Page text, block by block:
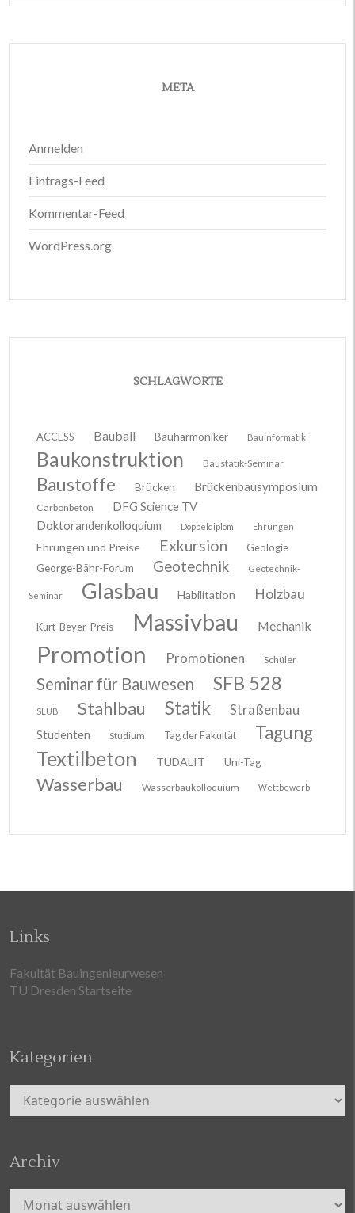
META
Anmelden
Eintrags-Feed
Kommentar-Feed
WordPress.org
SCHLAGWORTE
ACCESS Bauball Bauharmoniker Bauinformatik
Baukonstruktion Baustatik-Seminar
Baustoffe Brücken Brückenbausymposium
Carbonbeton
DFG Science TV
Doktorandenkolloquium
Doppeldiplom Ehrungen
Ehrungen und Preise Exkursion
Geologie
George-Bähr-Forum
Geotechnik Geotechnik-
Seminar Glasbau Habilitation Holzbau
Kurt-Beyer-Preis Massivbau Mechanik
Promotion Promotionen Schüler
Seminar für Bauwesen SFB 528
SLUB Stahlbau Statik Straßenbau
Studenten Studium Tag der Fakultät Tagung
Textilbeton TUDALIT Uni-Tag
Wasserbau Wasserbaukolloquium Wettbewerb
Links
Fakultät Bauingenieurwesen
TU Dresden Startseite
Kategorien
Kategorien
Archiv
Archiv